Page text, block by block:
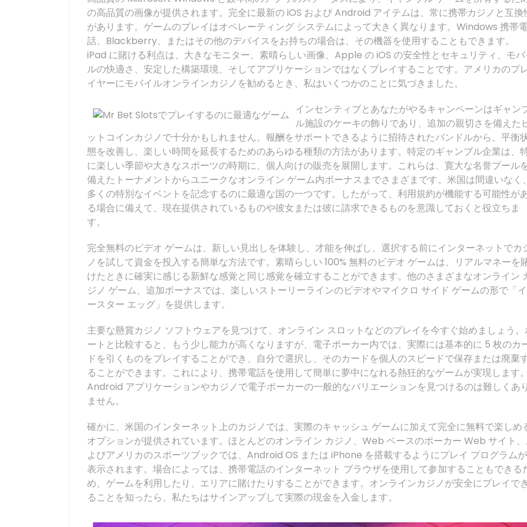
の高品質の画像が提供されます。完全に最新の iOS および Android アイテムは、常に携帯カジノと互換
があります。ゲームのプレイはオペレーティング システムによって大きく異なります。Windows 携帯
話、Blackberry、またはその他のデバイスをお持ちの場合は、その機器を使用することもできます。
iPad に賭ける利点は、大きなモニター、素晴らしい画像、Apple の iOS の安全性とセキュリティ、モバ
ルの快適さ、安定した構築環境、そしてアプリケーションではなくプレイすることです。アメリカのプ
イヤーにモバイルオンラインカジノを勧めるとき、私はいくつかのことに気づきました。
インセンティブとあなたがやるキャンペーンはギャン
ル施設のケーキの飾りであり、追加の親切さを備えた
ットコインカジノで十分かもしれません。報酬をサポートできるように招待されたバンドルから、平衡
態を改善し、楽しい時間を延長するためのあらゆる種類の方法があります。特定のギャンブル企業は、
に楽しい季節や大きなスポーツの時期に、個人向けの販売を展開します。これらは、寛大な名誉プール
備えたトーナメントからユニークなオンライン ゲーム内ボーナスまでさまざまです。米国は間違いなく、
多くの特別なイベントを記念するのに最適な国の一つです。したがって、利用規約が機能する可能性が
る場合に備えて、現在提供されているものや彼女または彼に請求できるものを意識しておくと役立ちま
す。
完全無料のビデオ ゲームは、新しい見出しを体験し、才能を伸ばし、選択する前にインターネットでカ
ノを試して資金を投入する簡単な方法です。素晴らしい 100% 無料のビデオ ゲームは、リアルマネーを
けたときに確実に感じる新鮮な感覚と同じ感覚を確立することができます。他のさまざまなオンライン
ジノ ゲーム、追加ボーナスでは、楽しいストーリーラインのビデオやマイクロ サイド ゲームの形で「イ
ースター エッグ」を提供します。
主要な懸賞カジノ ソフトウェアを見つけて、オンライン スロットなどのプレイを今すぐ始めましょう。
ートと比較すると、もう少し能力が高くなりますが、電子ポーカー内では、実際には基本的に 5 枚のカ
ドを引くものをプレイすることができ、自分で選択し、そのカードを個人のスピードで保存または廃棄
ることができます。これにより、携帯電話を使用して簡単に夢中になれる熱狂的なゲームが実現します。
Android アプリケーションやカジノで電子ポーカーの一般的なバリエーションを見つけるのは難しくあり
ません。
確かに、米国のインターネット上のカジノでは、実際のキャッシュ ゲームに加えて完全に無料で楽しめ
オプションが提供されています。ほとんどのオンライン カジノ、Web ベースのポーカー Web サイト
よびアメリカのスポーツブックでは、Android OS または iPhone を搭載するようにプレイ プログラムが
表示されます。場合によっては、携帯電話のインターネット ブラウザを使用して参加することもできる
め、ゲームを利用したり、エリアに賭けたりすることができます。オンラインカジノが安全にプレイでき
ることを知ったら、私たちはサインアップして実際の現金を入金します。